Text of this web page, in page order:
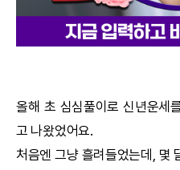
문의사항
올해 초 심심풀이로신년운세
고 나왔었어요.
처음엔 그냥 흘려들었는데, 몇